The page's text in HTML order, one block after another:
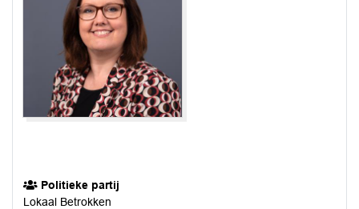
Politieke partij
Lokaal Betrokken